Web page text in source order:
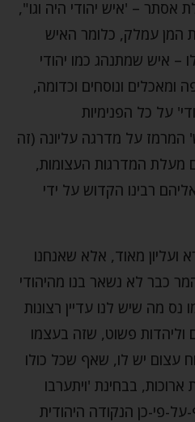
אסתר – 'איש יהודי היה וגו",
עמלק, כלומר האיש
– איש שמתנהג כמו יהודי
ומאכלים ונוסחים וכדומה,
על כל הפנימיות
המרמז על מדרגה עליונה (זה
מעלת המדרגות העצומות,
רבינו הקדוש על ידי
ועליון מאוד, אלא שאנחנו
המר כבר לא נשאר בנו מהיהודי
מה שיש לנו עדיין רצונות
וליהדות פשוט, שזה בעצמו
עצום יש לו, שאף שכל כולו
בבחינת 'ויתערבו
על-פי-כן הנקודה היהודית